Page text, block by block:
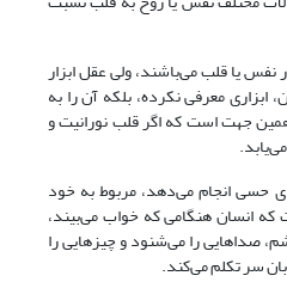
یا قلب می‌باشند، ولی عقل ابزار
معرفی نکرده، بلکه آن را به
جهت است که اگر قلب نورانیت و
حسی انجام می‌دهد، مربوط به خود
انسان هنگامی که خواب می‌بیند،
صداهایی را می‌شنود و چیزهایی را
سر تکلم می‌کند.